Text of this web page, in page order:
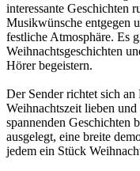
interessante Geschichten
Musikwünsche entgegen
festliche Atmosphäre. Es
Weihnachtsgeschichten
Hörer begeistern.
Der Sender richtet sich
Weihnachtszeit lieben
spannenden Geschichten
ausgelegt, eine breite
jedem ein Stück